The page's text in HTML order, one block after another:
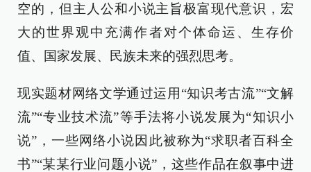
空的，但主人公和小说主旨极富现代意识，宏
大的世界观中充满作者对个体命运、生存价
值、国家发展、民族未来的强烈思考。
现实题材网络文学通过运用“知识考古流”“文解
流”“专业技术流”等手法将小说发展为“知识小
说”，一些网络小说因此被称为“求职者百科全
书”“某某行业问题小说”，这些作品在叙事中进